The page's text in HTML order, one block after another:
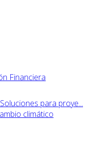
Financiera
para proye...
climático